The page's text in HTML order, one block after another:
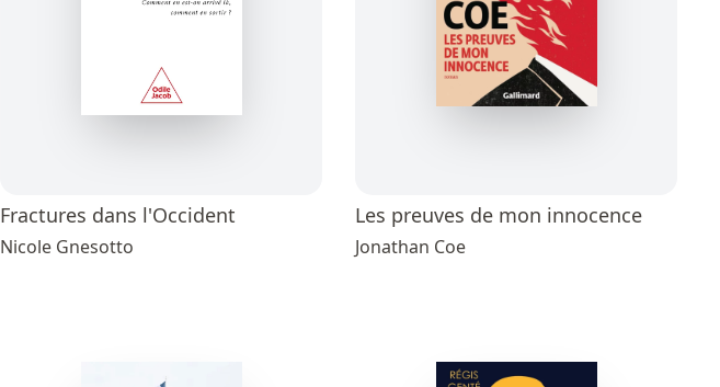
Fractures dans l'Occident
Nicole Gnesotto
Les preuves de mon innocence
Jonathan Coe